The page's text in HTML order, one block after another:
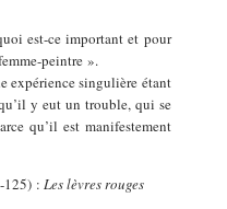
est-ce important et pour
peintre ».
expérience singulière étant
y eut un trouble, qui se
qu’il est manifestement
125) : Les lèvres rouges